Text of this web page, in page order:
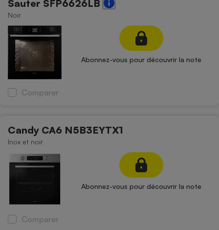
Sauter SFP6626LB
Noir
Abonnez-vous pour découvrir la note
Comparer
Candy CA6 N5B3EYTX1
Inox et noir
Abonnez-vous pour découvrir la note
Comparer